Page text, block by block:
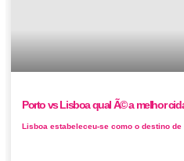
Porto vs Lisboa qual Ã© a melhor